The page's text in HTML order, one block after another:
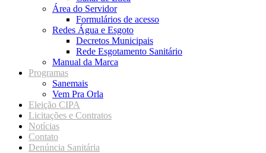
Área do Servidor
Formulários de acesso
Redes Água e Esgoto
Decretos Municipais
Rede Esgotamento Sanitário
Manual da Marca
Programas
Sanemais
Vem Pra Orla
Eleição CIPA
Licitações e Contratos
Notícias
Contato
Denúncia Sanitária